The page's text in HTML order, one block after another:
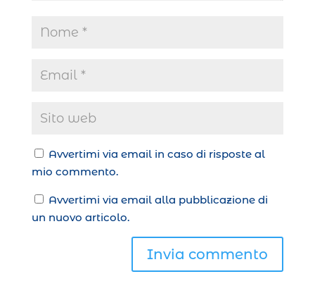
Avvertimi via email in caso di risposte al
mio commento.
Avvertimi via email alla pubblicazione di
un nuovo articolo.
Invia commento